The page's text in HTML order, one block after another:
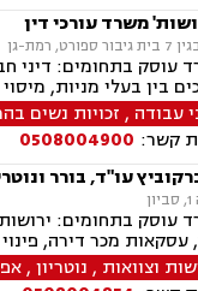
משרד עורכי דין
רמת-גן
עוסק בתחומים: דיני
בין בעלי מניות,
לשון הרע, תביעות
נשים בהריון, עובדים
שיתופיות, פינוי
ומושבים, רשות
מסחר בינלאומי, משפט
עבודה , זכויות נשים
קשר: 0508004900
עו"ד, בורר
עוסק בתחומים: ירושות
עסקאות מכר דירה,
בוררות, הסכמי ממון
וצוואות , נוטריון,